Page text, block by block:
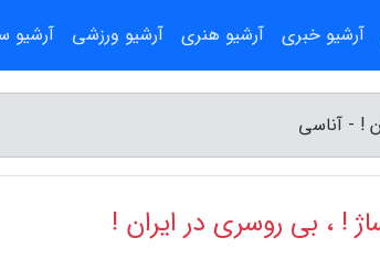
! - آناسی
! ، بی روسری در ایران !
آرشیو خبری آرشیو هنری آرشیو ورزشی آرشیو